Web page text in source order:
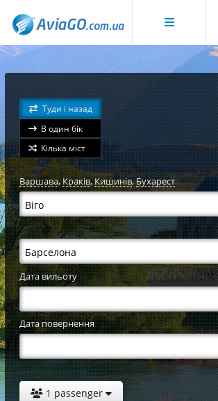
Туди і назад
В один бік
Кілька міст
Варшава,Краків,Кишинів,Бухарест
Дата вильоту
Дата повернення
1 passenger